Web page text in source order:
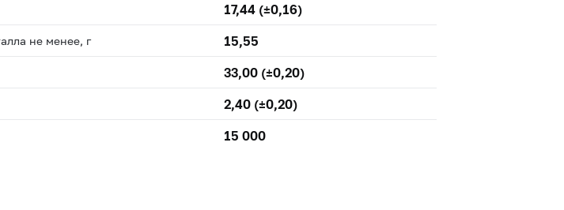
17,44 (±0,16)
не менее, г 15,55
33,00 (±0,20)
2,40 (±0,20)
15 000